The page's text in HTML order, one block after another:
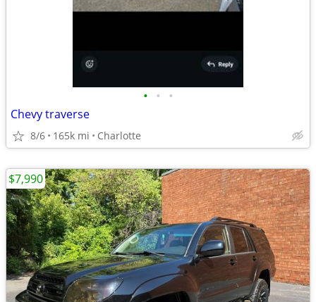
• • •
Chevy traverse
8/6 165k mi Charlotte
$7,990